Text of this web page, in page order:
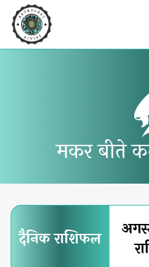
मकर बीते
दैनिक राशिफल